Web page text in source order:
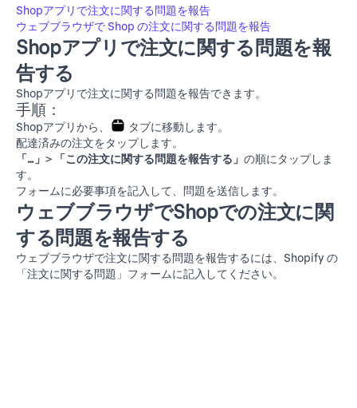
Shopアプリで注文に関する問題を報告
ウェブブラウザで Shop の注文に関する問題を報告
Shopアプリで注文に関する問題を報
告する
Shopアプリで注文に関する問題を報告できます。
手順：
Shopアプリから、
タブに移動します。
配達済みの注文をタップします。
「…」 > 「この注文に関する問題を報告する」 の順にタップしま
す。
フォームに必要事項を記入して、問題を送信します。
ウェブブラウザでShopでの注文に関
する問題を報告する
ウェブブラウザで注文に関する問題を報告するには、Shopify の
「注文に関する問題」 フォームに記入してください。